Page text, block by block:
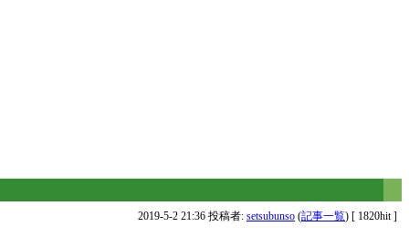
2019-5-2 21:36 投稿者: setsubunso (記事一覧) [ 1820hit ]